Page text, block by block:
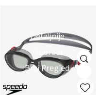
Detaljnije
Uporedi
Brzi Pregled